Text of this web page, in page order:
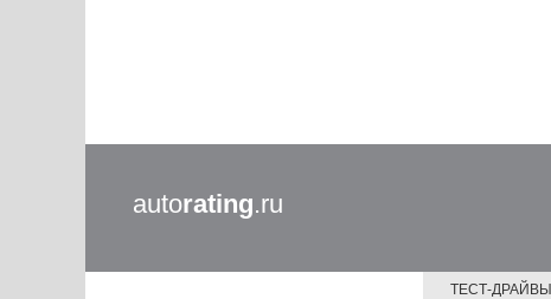
autorating.ru
ТЕСТ-ДРАЙВЫ